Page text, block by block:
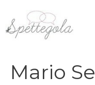
contenuto
Mario